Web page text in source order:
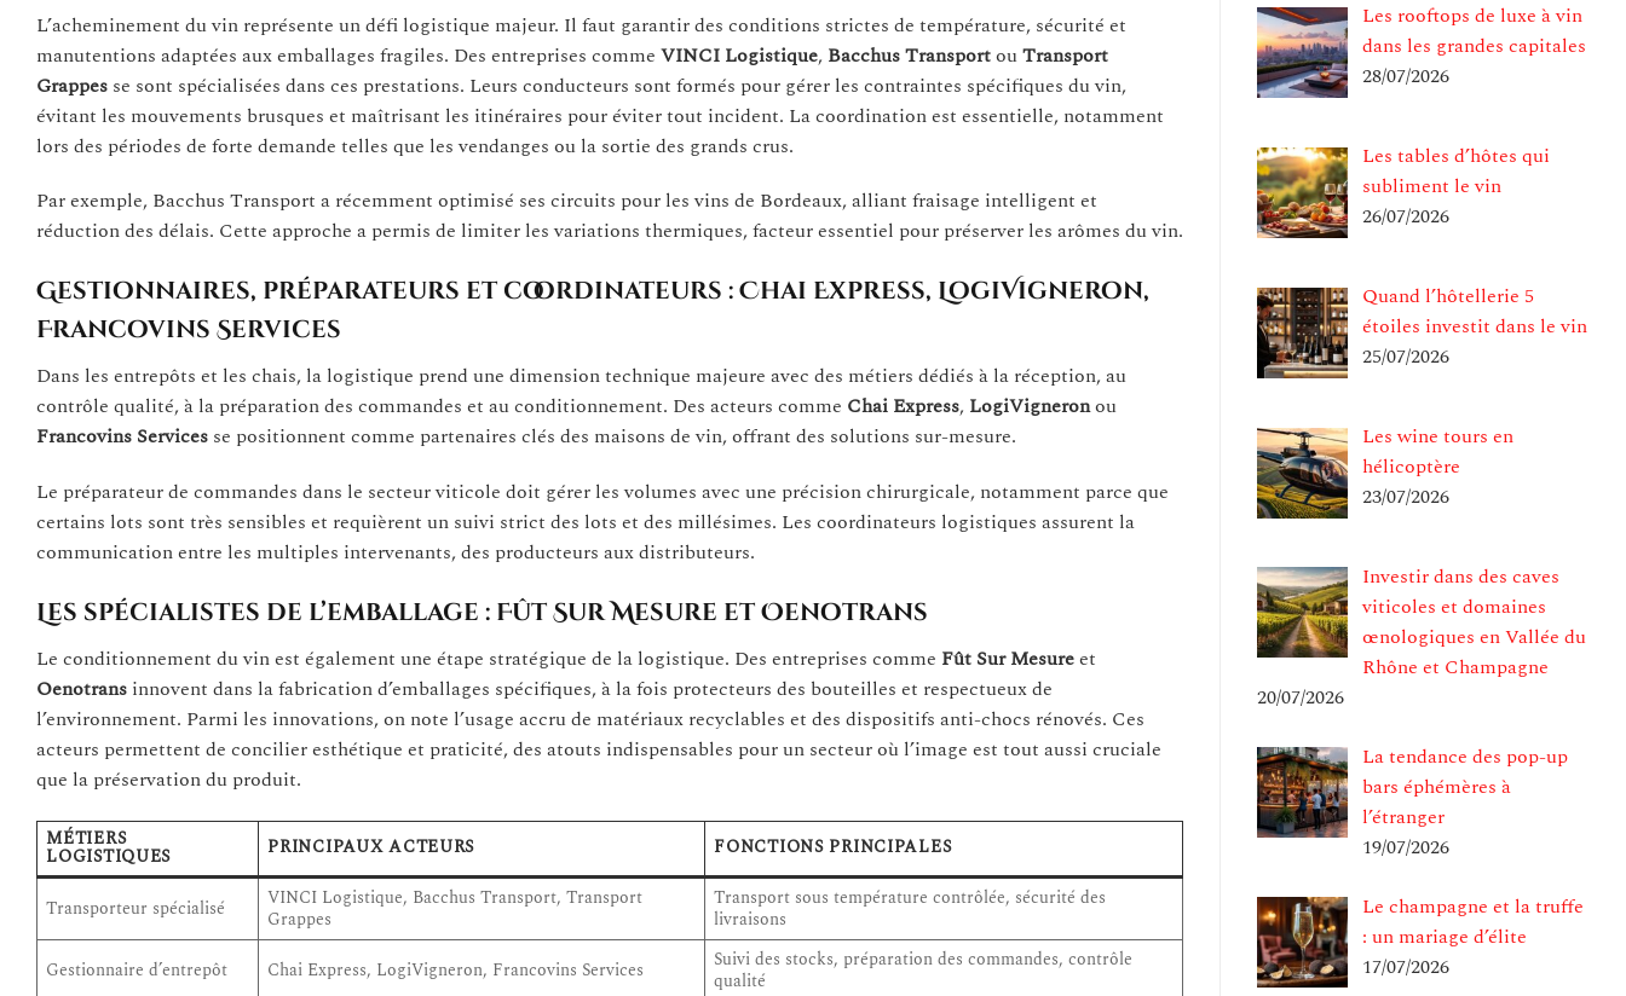
L’acheminement du vin représente un défi logistique majeur. Il faut garantir des conditions strictes de température, sécurité et
manutentions adaptées aux emballages fragiles. Des entreprises comme VINCI Logistique, Bacchus TransportouTransport
Grappes se sont spécialisées dans ces prestations. Leurs conducteurs sont formés pour gérer les contraintes spécifiques du vin,
évitant les mouvements brusques et maîtrisant les itinéraires pour éviter tout incident. La coordination est essentielle, notamment
lors des périodes de forte demande telles que les vendanges ou la sortie des grands crus.
Par exemple, Bacchus Transport a récemment optimisé ses circuits pour les vins de Bordeaux, alliant fraisage intelligent et
réduction des délais. Cette approche a permis de limiter les variations thermiques, facteur essentiel pour préserver les arômes du vin.
Gestionnaires, préparateurs et coordinateurs : Chai Express, LogiVigneron,
Francovins Services
Dans les entrepôts et les chais, la logistique prend une dimension technique majeure avec des métiers dédiés à la réception, au
contrôle qualité, à la préparation des commandes et au conditionnement. Des acteurs comme Chai Express, LogiVigneronou
Francovins Services se positionnent comme partenaires clés des maisons de vin, offrant des solutions sur-mesure.
Le préparateur de commandes dans le secteur viticole doit gérer les volumes avec une précision chirurgicale, notamment parce que
certains lots sont très sensibles et requièrent un suivi strict des lots et des millésimes. Les coordinateurs logistiques assurent la
communication entre les multiples intervenants, des producteurs aux distributeurs.
Les spécialistes de l’emballage : Fût Sur Mesure et Oenotrans
Le conditionnement du vin est également une étape stratégique de la logistique. Des entreprises comme Fût Sur Mesureet
Oenotrans innovent dans la fabrication d’emballages spécifiques, à la fois protecteurs des bouteilles et respectueux de
l’environnement. Parmi les innovations, on note l’usage accru de matériaux recyclables et des dispositifs anti-chocs rénovés. Ces
acteurs permettent de concilier esthétique et praticité, des atouts indispensables pour un secteur où l’image est tout aussi cruciale
que la préservation du produit.
MÉTIERS
LOGISTIQUES PRINCIPAUX ACTEURS FONCTIONS PRINCIPALES
Transporteur spécialisé
VINCI Logistique, Bacchus Transport, Transport
Grappes
Transport sous température contrôlée, sécurité des
livraisons
Gestionnaire d’entrepôt
Chai Express, LogiVigneron, Francovins Services
Suivi des stocks, préparation des commandes, contrôle
qualité
Les rooftops de luxe à vin
dans les grandes capitales
28/07/2026
Les tables d’hôtes qui
subliment le vin
26/07/2026
Quand l’hôtellerie 5
étoiles investit dans le vin
25/07/2026
Les wine tours en
hélicoptère
23/07/2026
Investir dans des caves
viticoles et domaines
œnologiques en Vallée du
Rhône et Champagne
20/07/2026
La tendance des pop-up
bars éphémères à
l’étranger
19/07/2026
Le champagne et la truffe
: un mariage d’élite
17/07/2026